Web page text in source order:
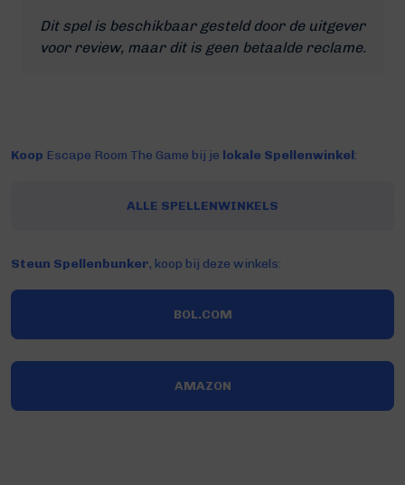
Dit spel is beschikbaar gesteld door de uitgever
voor review, maar dit is geen betaalde reclame.
Koop Escape Room The Game bij je lokale Spellenwinkel:
ALLE SPELLENWINKELS
Steun Spellenbunker, koop bij deze winkels:
BOL.COM
AMAZON